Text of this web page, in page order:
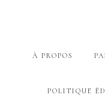
À PROPOS
POLITIQUE